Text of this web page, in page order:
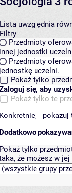
Lista uwzględnia
Filtry
Przedmioty
innej jednostki
Przedmioty
jednostkę uczelni.
Pokaż tylko
Zaloguj się, aby
Pokaż tylko te
Konkretniej -
Dodatkowo
Pokaż tylko
taka, że możesz w